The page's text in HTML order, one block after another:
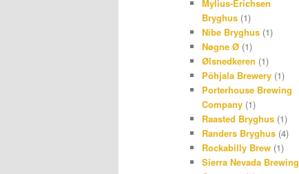
Mylius-Erichsen
Bryghus (1)
Nibe Bryghus (1)
Nøgne Ø (1)
Ølsnedkeren (1)
Põhjala Brewery (1)
Porterhouse Brewing
Company (1)
Raasted Bryghus (1)
Randers Bryghus (4)
Rockabilly Brew (1)
Sierra Nevada Brewing